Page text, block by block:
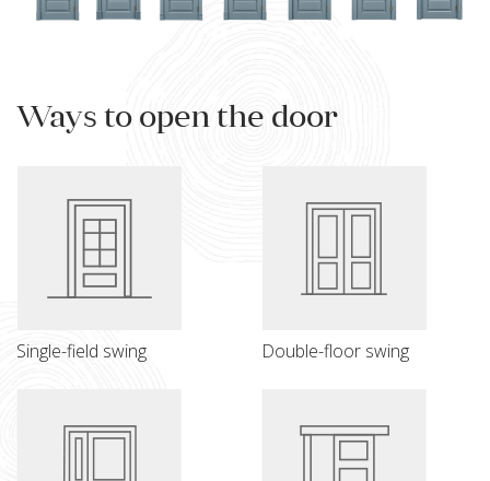
Ways to open the door
Single-field swing Double-floor swing